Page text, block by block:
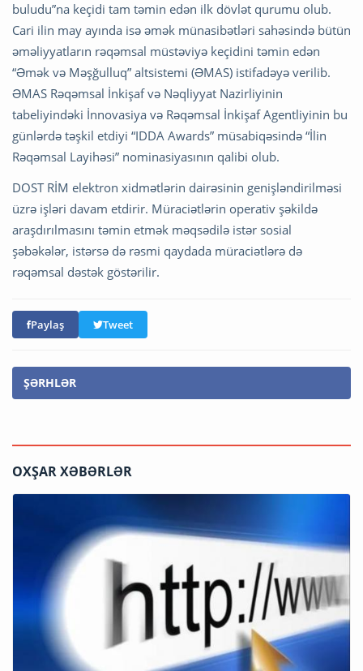
buludu”na keçidi tam təmin edən ilk dövlət qurumu olub.
Cari ilin may ayında isə əmək münasibətləri sahəsində bütün
əməliyyatların rəqəmsal müstəviyə keçidini təmin edən
“Əmək və Məşğulluq” altsistemi (ƏMAS) istifadəyə verilib.
ƏMAS Rəqəmsal İnkişaf və Nəqliyyat Nazirliyinin
tabeliyindəki İnnovasiya və Rəqəmsal İnkişaf Agentliyinin bu
günlərdə təşkil etdiyi “IDDA Awards” müsabiqəsində “İlin
Rəqəmsal Layihəsi” nominasiyasının qalibi olub.
DOST RİM elektron xidmətlərin dairəsinin genişləndirilməsi
üzrə işləri davam etdirir. Müraciətlərin operativ şəkildə
araşdırılmasını təmin etmək məqsədilə istər sosial
şəbəkələr, istərsə də rəsmi qaydada müraciətlərə də
rəqəmsal dəstək göstərilir.
Paylaş Tweet
ŞƏRHLƏR
OXŞAR XƏBƏRLƏR